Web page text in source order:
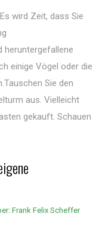
wird Zeit, dass Sie
heruntergefallene
einige Vögel oder die
Sie den
aus. Vielleicht
gekauft. Schauen
Frank Felix Scheffer